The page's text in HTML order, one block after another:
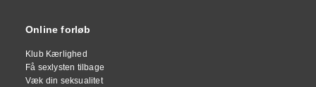
Online forløb
Klub Kærlighed
Få sexlysten tilbage
Væk din seksualitet